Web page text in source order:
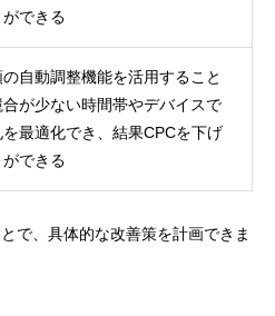
できる
の自動調整機能を活用すること
合が少ない時間帯やデバイスで
最適化でき、結果CPCを下げ
できる
で、具体的な改善策を計画できま